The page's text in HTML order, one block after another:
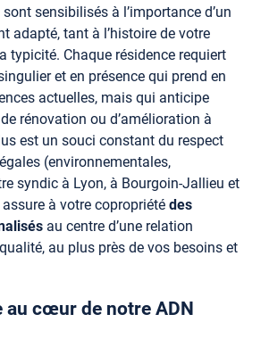
sont sensibilisés à l’importance d’un
adapté, tant à l’histoire de votre
typicité. Chaque résidence requiert
et en présence qui prend en
actuelles, mais qui anticipe
rénovation ou d’amélioration à
est un souci constant du respect
(environnementales,
syndic à Lyon, à Bourgoin-Jallieu et
à votre copropriété des
au centre d’une relation
au plus près de vos besoins et
au cœur de notre ADN